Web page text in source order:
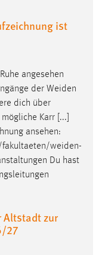
ist
angesehen
der Weiden
dich über
Karr [...]
ansehen:
weiden-
Du hast
Altstadt zur
27
der Website.
mibew-
mibew_locale = 3